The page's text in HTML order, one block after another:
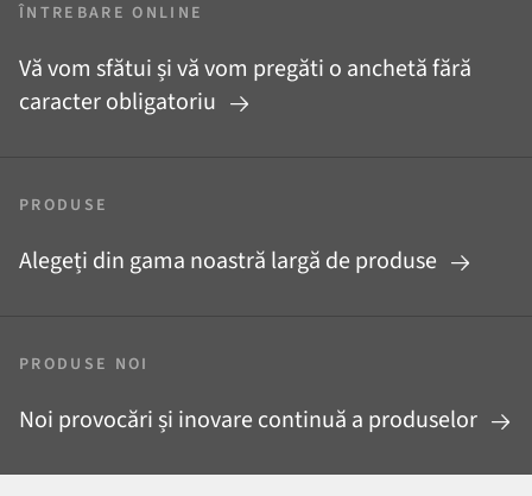
ÎNTREBARE ONLINE
Vă vom sfătui și vă vom pregăti o anchetă fără
caracter obligatoriu
PRODUSE
Alegeți din gama noastră largă de produse
PRODUSE NOI
Noi provocări și inovare continuă a produselor